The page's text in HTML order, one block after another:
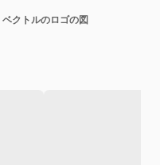
クトルのロゴの図